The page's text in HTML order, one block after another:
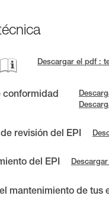
Descargar el pdf :
conformidad
revisión del EPI
del EPI
mantenimiento de tus